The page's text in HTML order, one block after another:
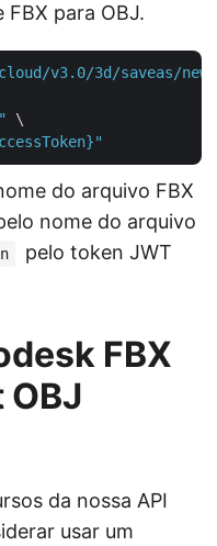
para OBJ.
v3.0/3d/saveas/
\
do arquivo FBX
nome do arquivo
pelo token JWT
FBX
da nossa API
usar um